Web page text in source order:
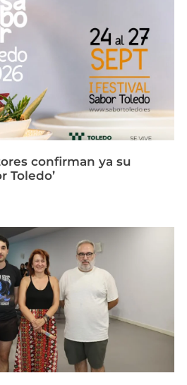
confirman ya su
Toledo’